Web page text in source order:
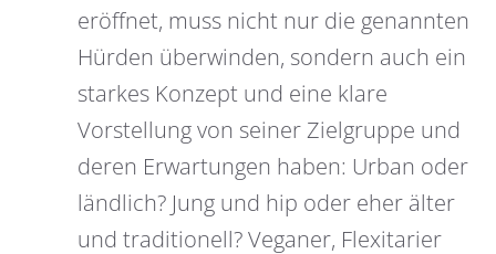
eröffnet, muss nicht nur die genannten
Hürden überwinden, sondern auch ein
starkes Konzept und eine klare
Vorstellung von seiner Zielgruppe und
deren Erwartungen haben: Urban oder
ländlich? Jung und hip oder eher älter
und traditionell? Veganer, Flexitarier